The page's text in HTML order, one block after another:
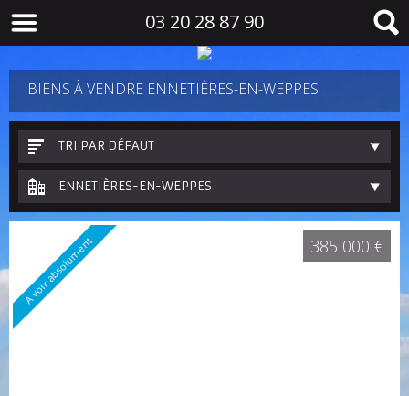
03 20 28 87 90
BIENS À VENDRE ENNETIÈRES-EN-WEPPES
TRI PAR DÉFAUT
ENNETIÈRES-EN-WEPPES
A voir absolument 385 000 €